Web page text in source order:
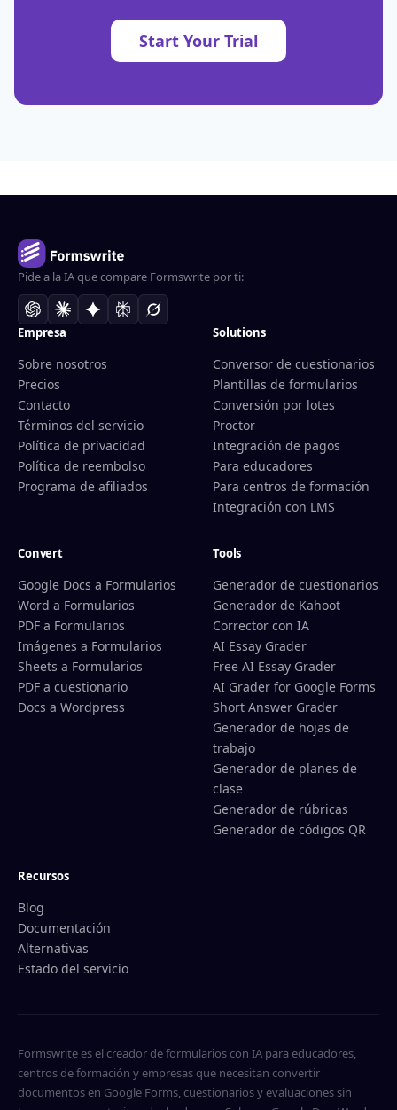
Start Your Trial
Pide a la IA que compare Formswrite por ti:
Empresa
Sobre nosotros
Precios
Contacto
Términos del servicio
Política de privacidad
Política de reembolso
Programa de afiliados
Solutions
Conversor de cuestionarios
Plantillas de formularios
Conversión por lotes
Proctor
Integración de pagos
Para educadores
Para centros de formación
Integración con LMS
Convert
Google Docs a Formularios
Word a Formularios
PDF a Formularios
Imágenes a Formularios
Sheets a Formularios
PDF a cuestionario
Docs a Wordpress
Tools
Generador de cuestionarios
Generador de Kahoot
Corrector con IA
AI Essay Grader
Free AI Essay Grader
AI Grader for Google Forms
Short Answer Grader
Generador de hojas de
trabajo
Generador de planes de
clase
Generador de rúbricas
Generador de códigos QR
Recursos
Blog
Documentación
Alternativas
Estado del servicio
Formswrite es el creador de formularios con IA para educadores,
centros de formación y empresas que necesitan convertir
documentos en Google Forms, cuestionarios y evaluaciones sin